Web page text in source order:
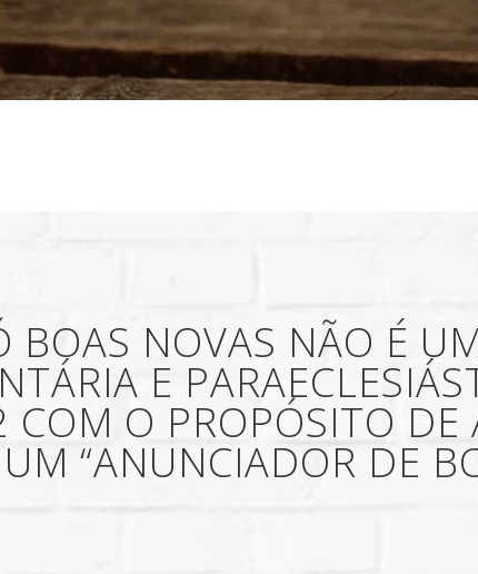
BOAS NOVAS NÃO É
E
COM O PROPÓSITO DE
“ANUNCIADOR DE